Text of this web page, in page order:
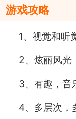
游戏攻略
1、视觉和听
2、炫丽风光
3、有趣，音
4、多层次，